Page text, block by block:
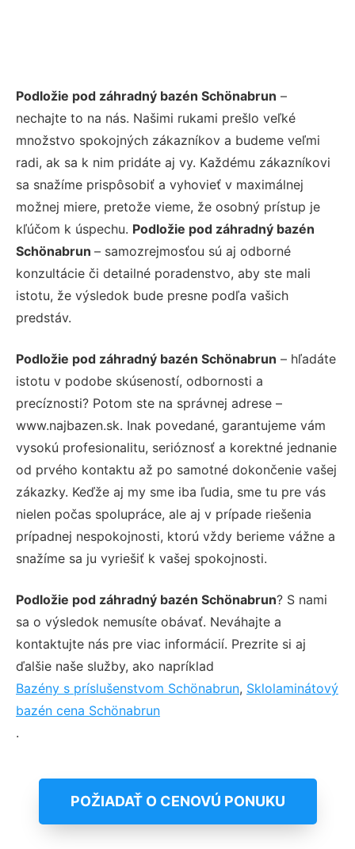
Podložie pod záhradný bazén Schönabrun –
nechajte to na nás. Našimi rukami prešlo veľké
množstvo spokojných zákazníkov a budeme veľmi
radi, ak sa k nim pridáte aj vy. Každému zákazníkovi
sa snažíme prispôsobiť a vyhovieť v maximálnej
možnej miere, pretože vieme, že osobný prístup je
kľúčom k úspechu. Podložie pod záhradný bazén
Schönabrun – samozrejmosťou sú aj odborné
konzultácie či detailné poradenstvo, aby ste mali
istotu, že výsledok bude presne podľa vašich
predstáv.
Podložie pod záhradný bazén Schönabrun – hľadáte
istotu v podobe skúseností, odbornosti a
precíznosti? Potom ste na správnej adrese –
www.najbazen.sk. Inak povedané, garantujeme vám
vysokú profesionalitu, serióznosť a korektné jednanie
od prvého kontaktu až po samotné dokončenie vašej
zákazky. Keďže aj my sme iba ľudia, sme tu pre vás
nielen počas spolupráce, ale aj v prípade riešenia
prípadnej nespokojnosti, ktorú vždy berieme vážne a
snažíme sa ju vyriešiť k vašej spokojnosti.
Podložie pod záhradný bazén Schönabrun? S nami
sa o výsledok nemusíte obávať. Neváhajte a
kontaktujte nás pre viac informácií. Prezrite si aj
ďalšie naše služby, ako napríklad
Bazény s príslušenstvom Schönabrun, Sklolaminátový
bazén cena Schönabrun
.
POŽIADAŤ O CENOVÚ PONUKU